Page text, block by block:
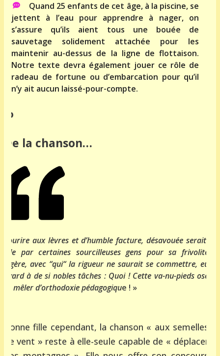
Quand 25 enfants de cet âge, à la piscine, se
jettent à l’eau pour apprendre à nager, on
s’assure qu’ils aient tous une bouée de
sauvetage solidement attachée pour les
maintenir au-dessus de la ligne de flottaison.
Notre texte devra également jouer ce rôle de
radeau de fortune ou d’embarcation pour qu’il
n’y ait aucun laissé-pour-compte.
De la chanson…
Sourire aux lèvres et d’humble facture, désavouée serait-
elle par certaines sourcilleuses gens pour sa frivolité
légère, avec “qui“ la rigueur ne saurait se commettre, eu
égard à de si nobles tâches : Quoi ! Cette va-nu-pieds ose
se mêler d’orthodoxie pédagogique ! »
Bonne fille cependant, la chanson « aux semelles
de vent » reste à elle-seule capable de « déplacer